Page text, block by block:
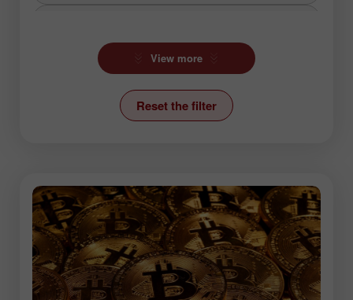
News
Trading plan
Trend line
Wave analysis
View more
Reset the filter